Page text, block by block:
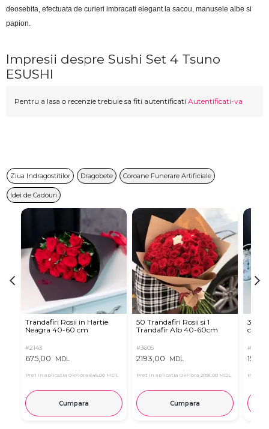
deosebita, efectuata de curieri imbracati elegant la sacou, manusele albe si
papion.
Impresii despre Sushi Set 4 Tsuno
ESUSHI
Pentru a lasa o recenzie trebuie sa fiti autentificati Autentificati-va
Ziua Indragostitilor Dragobete Coroane Funerare Artificiale
Idei de Cadouri
Trandafiri Rosii in Hartie
Neagra 40-60 cm
#2143
675,00 MDL
Pret in aplicatia OkFlora 645,00 MDL
Cumpara
50 Trandafiri Rosii si 1
Trandafir Alb 40-60cm
#3605
2193,00 MDL
Pret in aplicatia OkFlora 2091,00 MDL
Cumpara
35
cm
#2124
Pret in